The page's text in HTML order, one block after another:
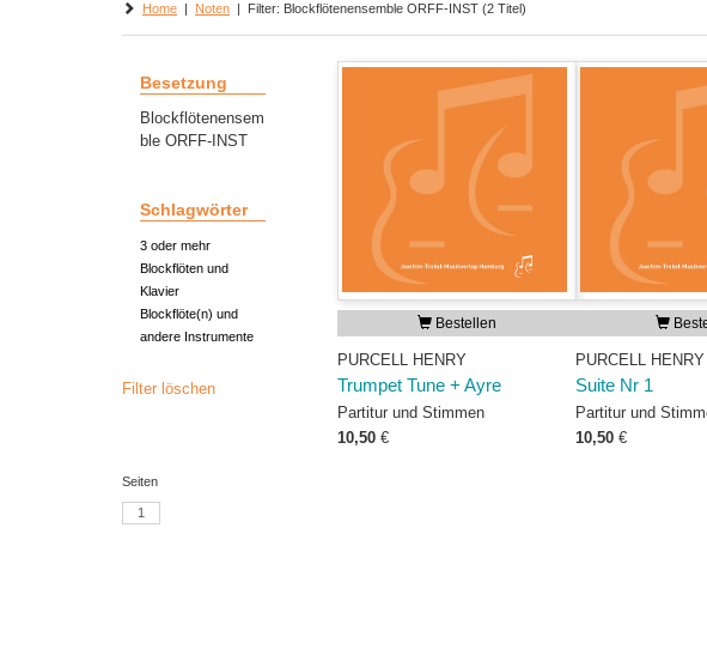
Home | Noten | Filter: Blockflötenensemble ORFF-INST (2 Titel)
Besetzung
Blockflötenensem
ble ORFF-INST
Schlagwörter
3 oder mehr
Blockflöten und
Klavier
Blockflöte(n) und
andere Instrumente
Filter löschen
Bestellen
PURCELL HENRY
Trumpet Tune + Ayre
Partitur und Stimmen
10,50 €
PURCELL HENRY
Suite Nr 1
Partitur und
10,50 €
Seiten
1